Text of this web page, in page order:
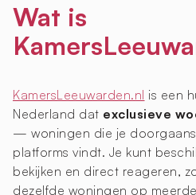
Wat is
KamersLeeuwarden.nl is een
Nederland dat exclusieve
— woningen die je
platforms vindt. Je kunt
bekijken en direct reageren,
dezelfde woningen op